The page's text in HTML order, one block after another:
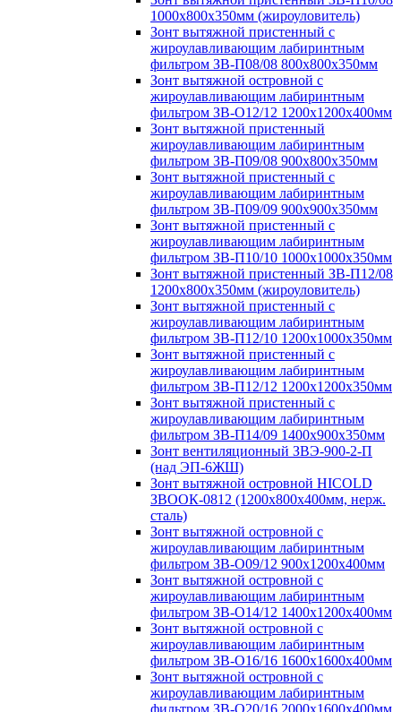
1000х800х350мм (жироуловитель)
Зонт вытяжной пристенный с
жироулавливающим лабиринтным
фильтром ЗВ-П08/08 800х800х350мм
Зонт вытяжной островной с
жироулавливающим лабиринтным
фильтром ЗВ-О12/12 1200х1200х400мм
Зонт вытяжной пристенный
жироулавливающим лабиринтным
фильтром ЗВ-П09/08 900х800х350мм
Зонт вытяжной пристенный с
жироулавливающим лабиринтным
фильтром ЗВ-П09/09 900х900х350мм
Зонт вытяжной пристенный с
жироулавливающим лабиринтным
фильтром ЗВ-П10/10 1000х1000х350мм
Зонт вытяжной пристенный ЗВ-П12/08
1200х800х350мм (жироуловитель)
Зонт вытяжной пристенный с
жироулавливающим лабиринтным
фильтром ЗВ-П12/10 1200х1000х350мм
Зонт вытяжной пристенный с
жироулавливающим лабиринтным
фильтром ЗВ-П12/12 1200х1200х350мм
Зонт вытяжной пристенный с
жироулавливающим лабиринтным
фильтром ЗВ-П14/09 1400х900х350мм
Зонт вентиляционный ЗВЭ-900-2-П
(над ЭП-6ЖШ)
Зонт вытяжной островной HICOLD
ЗВООК-0812 (1200х800x400мм, нерж.
сталь)
Зонт вытяжной островной с
жироулавливающим лабиринтным
фильтром ЗВ-О09/12 900х1200х400мм
Зонт вытяжной островной с
жироулавливающим лабиринтным
фильтром ЗВ-О14/12 1400х1200х400мм
Зонт вытяжной островной с
жироулавливающим лабиринтным
фильтром ЗВ-О16/16 1600х1600х400мм
Зонт вытяжной островной с
жироулавливающим лабиринтным
фильтром ЗВ-О20/16 2000х1600х400мм